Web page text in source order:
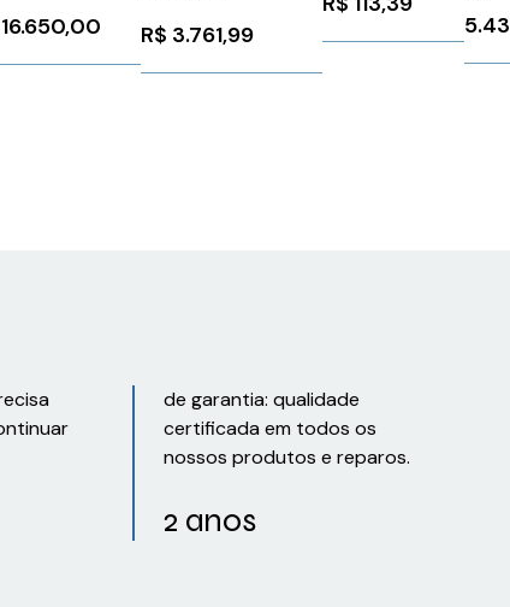
91187
16.650,00
3RK12071BQ440AA3
R$ 3.761,99
Weidmuller
Conexel
de garantia: qualidade
certificada em todos os
nossos produtos e reparos.
2 anos